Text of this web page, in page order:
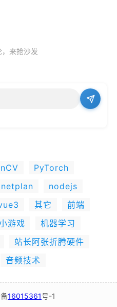
来抢沙发
PyTorch
netplan
nodejs
其它
前端
游戏
机器学习
站长阿张折腾硬件
音频技术
16015361号-1